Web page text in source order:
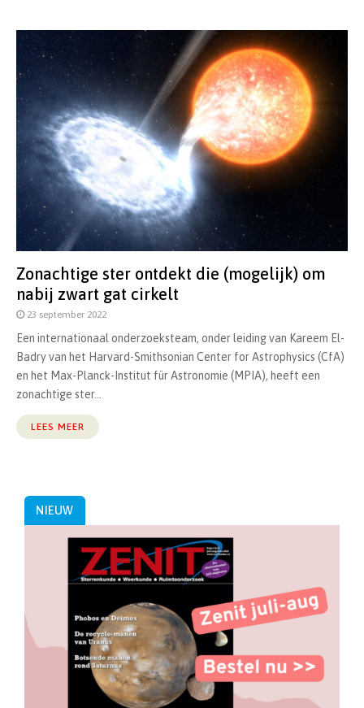
Zonachtige ster ontdekt die (mogelijk) om
nabij zwart gat cirkelt
23 september 2022
Een internationaal onderzoeksteam, onder leiding van Kareem El-
Badry van het Harvard-Smithsonian Center for Astrophysics (CfA)
en het Max-Planck-Institut für Astronomie (MPIA), heeft een
zonachtige ster...
LEES MEER
NIEUW